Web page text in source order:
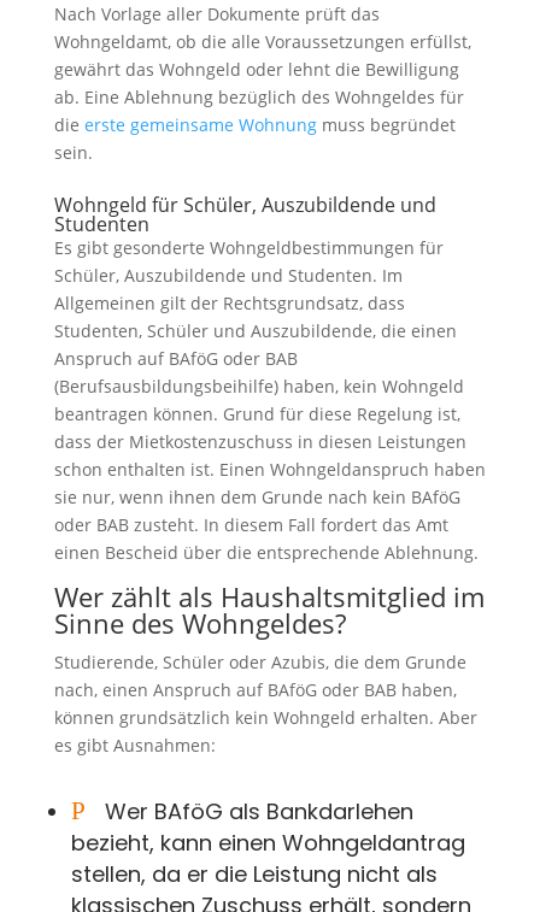
Nach Vorlage aller Dokumente prüft das
Wohngeldamt, ob die alle Voraussetzungen erfüllst,
gewährt das Wohngeld oder lehnt die Bewilligung
ab. Eine Ablehnung bezüglich des Wohngeldes für
die erste gemeinsame Wohnungmuss begründet
sein.
Wohngeld für Schüler, Auszubildende und
Studenten
Es gibt gesonderte Wohngeldbestimmungen für
Schüler, Auszubildende und Studenten. Im
Allgemeinen gilt der Rechtsgrundsatz, dass
Studenten, Schüler und Auszubildende, die einen
Anspruch auf BAföG oder BAB
(Berufsausbildungsbeihilfe) haben, kein Wohngeld
beantragen können. Grund für diese Regelung ist,
dass der Mietkostenzuschuss in diesen Leistungen
schon enthalten ist. Einen Wohngeldanspruch haben
sie nur, wenn ihnen dem Grunde nach kein BAföG
oder BAB zusteht. In diesem Fall fordert das Amt
einen Bescheid über die entsprechende Ablehnung.
Wer zählt als Haushaltsmitglied im
Sinne des Wohngeldes?
Studierende, Schüler oder Azubis, die dem Grunde
nach, einen Anspruch auf BAföG oder BAB haben,
können grundsätzlich kein Wohngeld erhalten. Aber
es gibt Ausnahmen:
P
Wer BAföG als Bankdarlehen
bezieht, kann einen Wohngeldantrag
stellen, da er die Leistung nicht als
klassischen Zuschuss erhält, sondern